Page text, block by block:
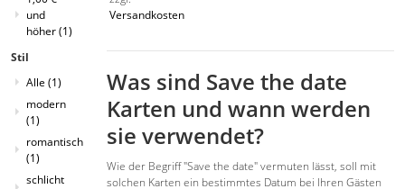
Versandkosten
Was sind Save the date
Karten und wann werden
sie verwendet?
Wie der Begriff "Save the date" vermuten lässt, soll mit
solchen Karten ein bestimmtes Datum bei Ihren Gästen
und
höher(1)
Stil
Alle (1)
modern
(1)
romantisch
(1)
schlicht